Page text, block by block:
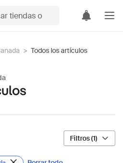
> Todos los artículos
Filtros (1)